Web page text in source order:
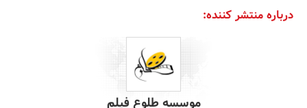
درباره منتشر کننده:
موسسه طلوع فیلم